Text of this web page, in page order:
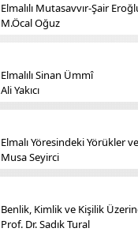
Elmalılı Mutasavvır-Şair
M.Öcal Oğuz
Elmalılı Sinan Ümmî
Ali Yakıcı
Elmalı Yöresindeki Yörükler
Musa Seyirci
Benlik, Kimlik ve Kişilik
Prof. Dr. Sadık Tural